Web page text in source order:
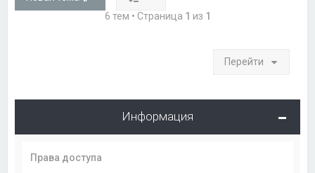
6 тем • Страница 1 из 1
Перейти
Информация
Права доступа